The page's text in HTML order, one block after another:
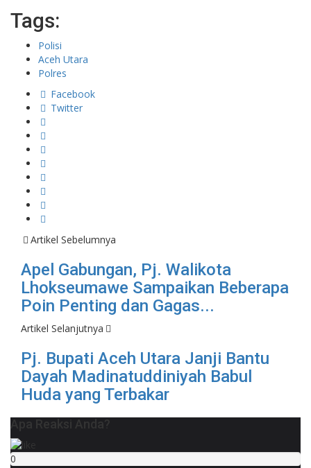
Tags:
Polisi
Aceh Utara
Polres
Facebook
Twitter
Artikel Sebelumnya
Apel Gabungan, Pj. Walikota
Lhokseumawe Sampaikan Beberapa
Poin Penting dan Gagas...
Artikel Selanjutnya
Pj. Bupati Aceh Utara Janji Bantu
Dayah Madinatuddiniyah Babul
Huda yang Terbakar
0